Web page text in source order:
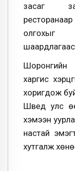
засаг
олгохыг
Шоронгийн
харгис
хоригдож
Швед улс
хэмээн
настай
хутгалж